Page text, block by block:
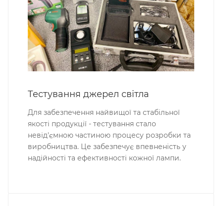
Тестування джерел світла
Для забезпечення найвищої та стабільної
якості продукції - тестування стало
невід'ємною частиною процесу розробки та
виробництва. Це забезпечує впевненість у
надійності та ефективності кожної лампи.